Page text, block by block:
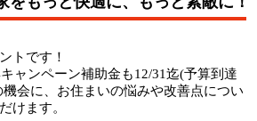
トです！
ャンペーン補助金も12/31迄(予算到達
会に、お住まいの悩みや改善点につい
けます。